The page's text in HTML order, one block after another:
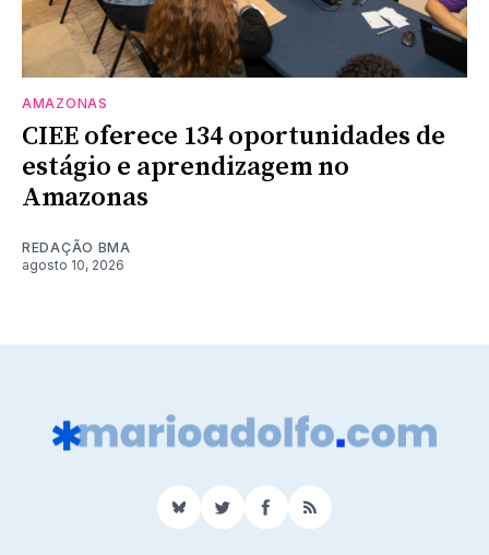
AMAZONAS
CIEE oferece 134 oportunidades de
estágio e aprendizagem no
Amazonas
REDAÇÃO BMA
agosto 10, 2026
BlueSkyTwitterFacebook
RSS